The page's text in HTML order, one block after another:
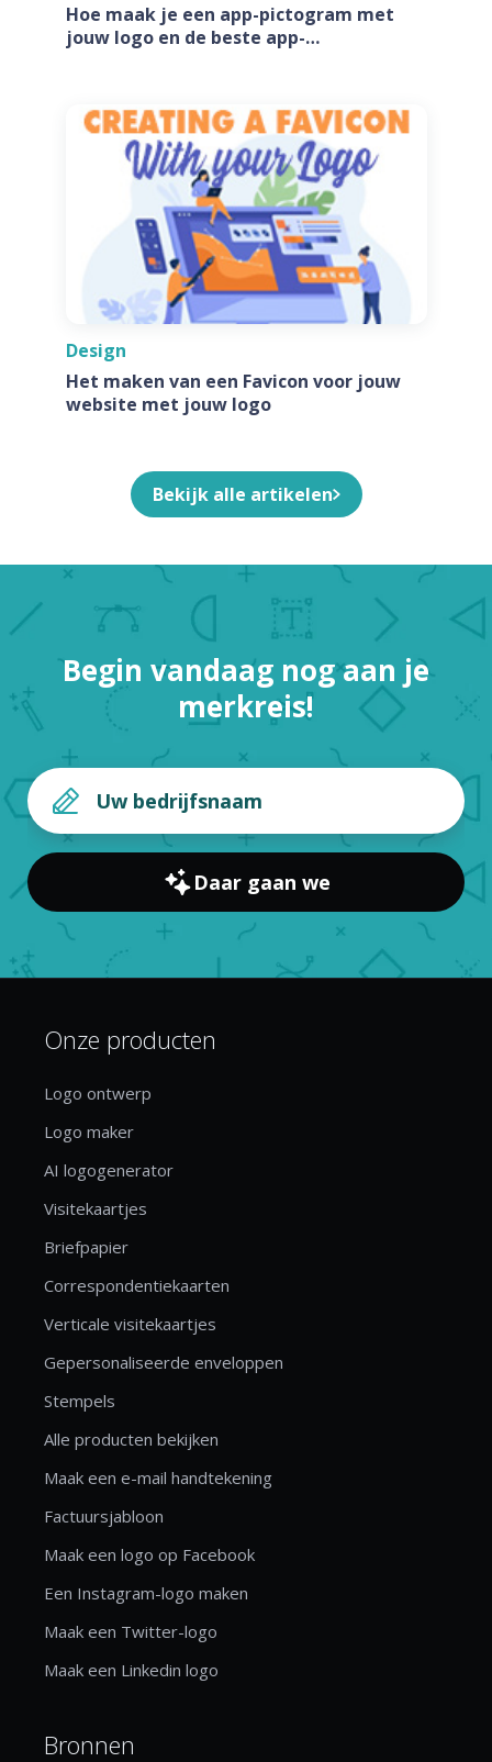
Hoe maak je een app-pictogram met
jouw logo en de beste app-
Design
Het maken van een Favicon voor jouw
website met jouw logo
Bekijk alle artikelen
Begin vandaag nog aan je
merkreis!
Daar gaan we
Onze producten
Logo ontwerp
Logo maker
AI logogenerator
Visitekaartjes
Briefpapier
Correspondentiekaarten
Verticale visitekaartjes
Gepersonaliseerde enveloppen
Stempels
Alle producten bekijken
Maak een e-mail handtekening
Factuursjabloon
Maak een logo op Facebook
Een Instagram-logo maken
Maak een Twitter-logo
Maak een Linkedin logo
Bronnen